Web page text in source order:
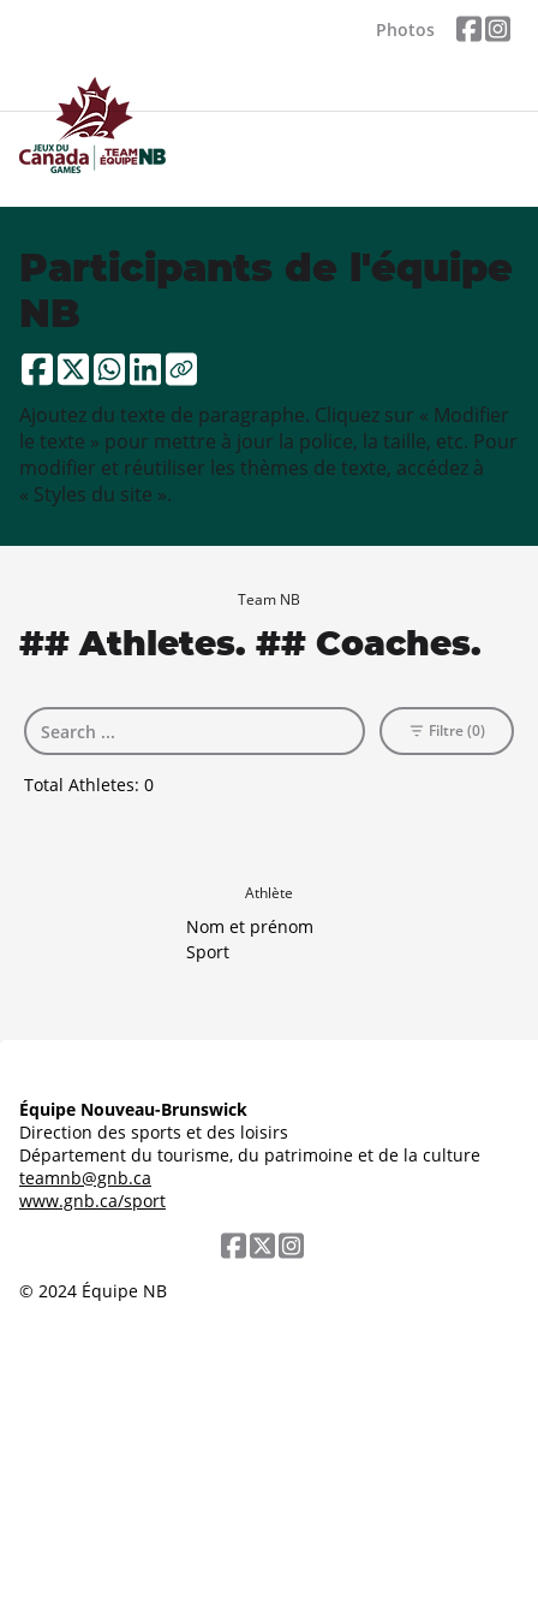
Photos
Participants de l'équipe
NB
Ajoutez du texte de paragraphe. Cliquez sur « Modifier
le texte » pour mettre à jour la police, la taille, etc. Pour
modifier et réutiliser les thèmes de texte, accédez à
« Styles du site ».
Team NB
## Athletes. ## Coaches.
Total Athletes: 0
Filtre (0)
Athlète
Nom et prénom
Sport
Équipe Nouveau-Brunswick
Direction des sports et des loisirs
Département du tourisme, du patrimoine et de la culture
teamnb@gnb.ca
www.gnb.ca/sport
© 2024 Équipe NB